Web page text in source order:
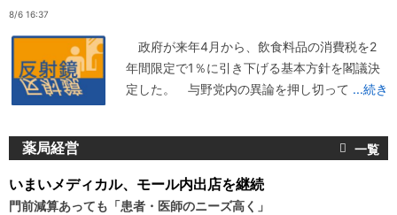
8/6 16:37
政府が来年4月から、飲食料品の消費税を2
年間限定で1％に引き下げる基本方針を閣議決
定した。 与野党内の異論を押し切って ...続き
薬局経営
いまいメディカル、モール内出店を継続
門前減算あっても「患者・医師のニーズ高く」